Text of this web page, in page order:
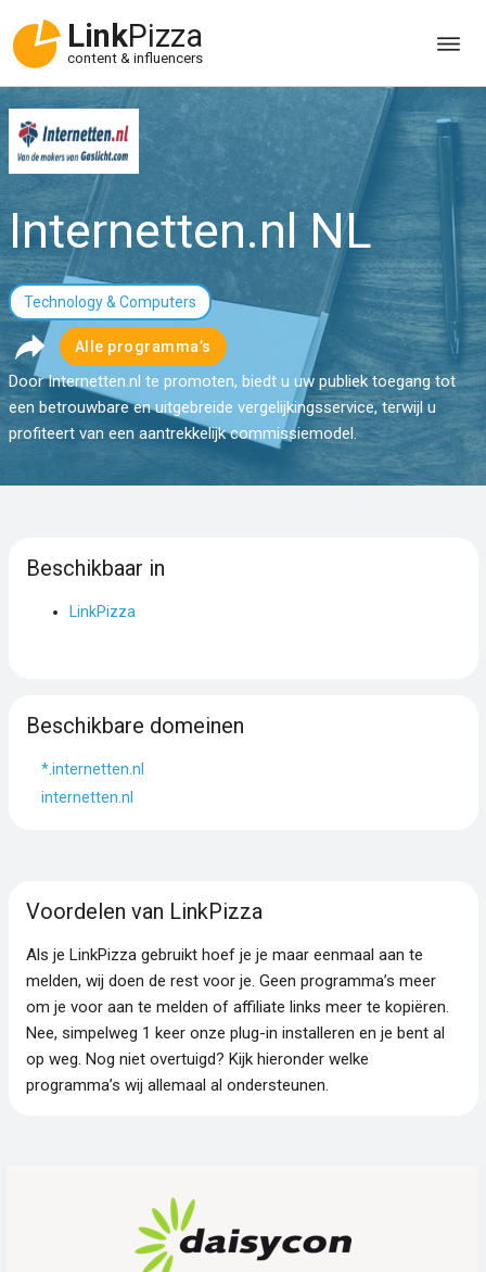
LinkPizza
content & influencers
Internetten.nl NL
Technology & Computers
Alle programma’s
Door Internetten.nl te promoten, biedt u uw publiek toegang tot
een betrouwbare en uitgebreide vergelijkingsservice, terwijl u
profiteert van een aantrekkelijk commissiemodel.
Beschikbaar in
LinkPizza
Beschikbare domeinen
*.internetten.nl
internetten.nl
Voordelen van LinkPizza
Als je LinkPizza gebruikt hoef je je maar eenmaal aan te
melden, wij doen de rest voor je. Geen programma’s meer
om je voor aan te melden of affiliate links meer te kopiëren.
Nee, simpelweg 1 keer onze plug-in installeren en je bent al
op weg. Nog niet overtuigd? Kijk hieronder welke
programma’s wij allemaal al ondersteunen.